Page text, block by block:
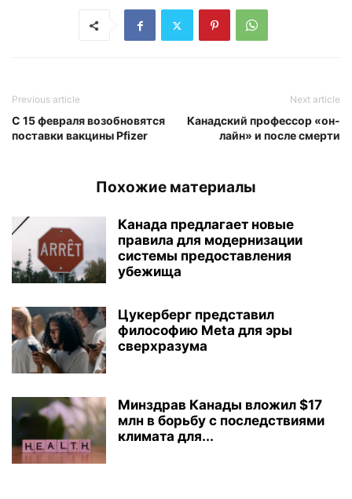
Previous article
С 15 февраля возобновятся
поставки вакцины Pfizer
Next article
Канадский профессор «он-
лайн» и после смерти
Похожие материалы
Канада предлагает новые
правила для модернизации
системы предоставления
убежища
Цукерберг представил
философию Meta для эры
сверхразума
Минздрав Канады вложил $17
млн в борьбу с последствиями
климата для...